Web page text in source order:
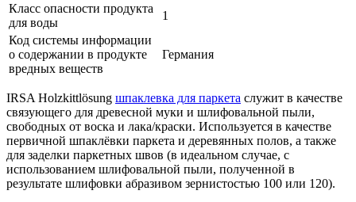
Класс опасности продукта
для воды
1
Код системы информации
о содержании в продукте
вредных веществ
Германия
IRSA Holzkittlösung шпаклевка для паркета служит в качестве
связующего для древесной муки и шлифовальной пыли,
свободных от воска и лака/краски. Используется в качестве
первичной шпаклёвки паркета и деревянных полов, а также
для заделки паркетных швов (в идеальном случае, с
использованием шлифовальной пыли, полученной в
результате шлифовки абразивом зернистостью 100 или 120).